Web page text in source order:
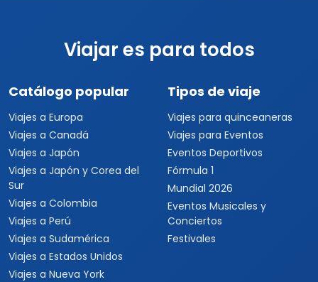
Viajar es para todos
Catálogo popular
Viajes a Europa
Viajes a Canadá
Viajes a Japón
Viajes a Japón y Corea del
Sur
Viajes a Colombia
Viajes a Perú
Viajes a Sudamérica
Viajes a Estados Unidos
Viajes a Nueva York
Tipos de viaje
Viajes para quinceaneras
Viajes para Eventos
Eventos Deportivos
Fórmula 1
Mundial 2026
Eventos Musicales y
Conciertos
Festivales